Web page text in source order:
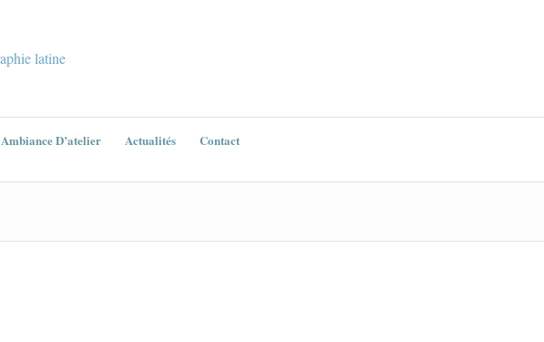
Ambiance D’atelier Actualités Contact